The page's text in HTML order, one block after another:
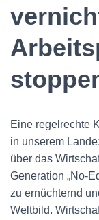
Eine regelrechte
in unserem
über das
Generation „No-
zu ernüchternd
Weltbild.